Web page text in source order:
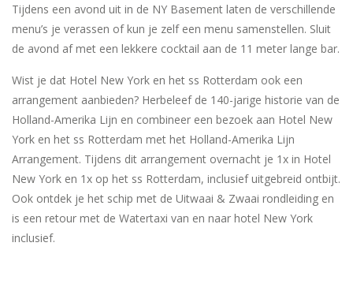
Tijdens een avond uit in de NY Basement laten de verschillende
menu’s je verassen of kun je zelf een menu samenstellen. Sluit
de avond af met een lekkere cocktail aan de 11 meter lange bar.
Wist je dat Hotel New York en het ss Rotterdam ook een
arrangement aanbieden? Herbeleef de 140-jarige historie van de
Holland-Amerika Lijn en combineer een bezoek aan Hotel New
York en het ss Rotterdam met het Holland-Amerika Lijn
Arrangement. Tijdens dit arrangement overnacht je 1x in Hotel
New York en 1x op het ss Rotterdam, inclusief uitgebreid ontbijt.
Ook ontdek je het schip met de Uitwaai & Zwaai rondleiding en
is een retour met de Watertaxi van en naar hotel New York
inclusief.